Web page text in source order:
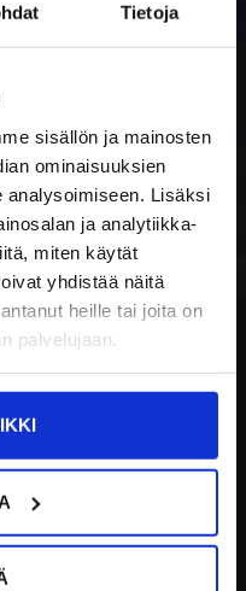
Tietoja
sisällön ja mainosten
ominaisuuksien
analysoimiseen. Lisäksi
ja analytiikka-
miten käytät
yhdistää näitä
heille tai joita on
palvelujaan.
-